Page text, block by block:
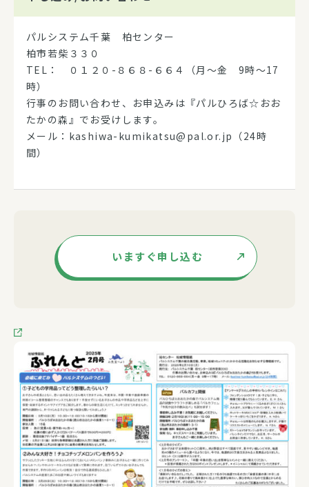
パルシステム千葉 柏センター
柏市若柴３３０
TEL： ０１２０-８６８-６６４（月～金 9時～17
時）
行事のお問い合わせ、お申込みは『パルひろば☆おお
たかの森』でお受けします。
メール：kashiwa-kumikatsu@pal.or.jp（24時
間）
いますぐ申し込む